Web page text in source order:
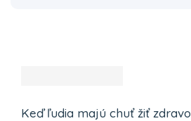
Keď ľudia majú chuť žiť zdravo